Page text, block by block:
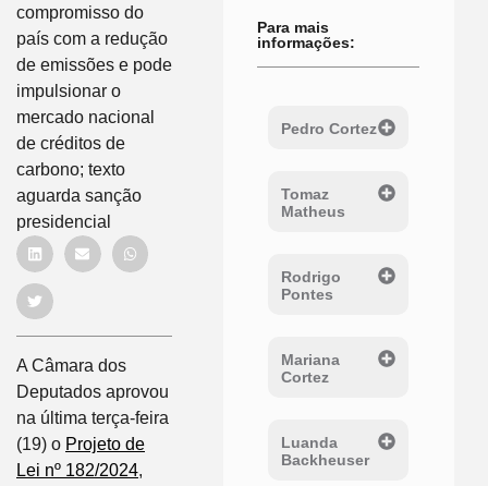
compromisso do
país com a redução
de emissões e pode
impulsionar o
mercado nacional
de créditos de
carbono; texto
aguarda sanção
presidencial
A Câmara dos
Deputados aprovou
na última terça-feira
(19) o Projeto de
Lei nº 182/2024,
Para mais
informações:
Pedro Cortez
Tomaz
Matheus
Rodrigo
Pontes
Mariana
Cortez
Luanda
Backheuser